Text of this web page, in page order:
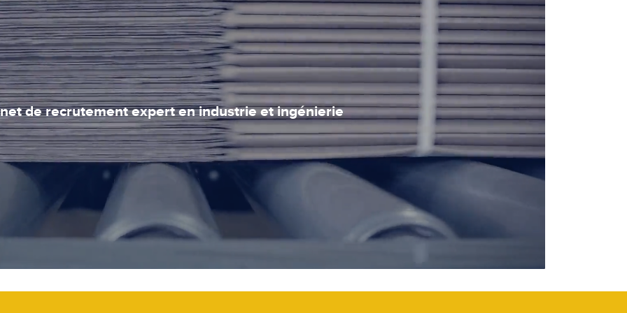
de recrutement expert en industrie et ingénierie